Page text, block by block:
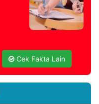
Cek Fakta Lain